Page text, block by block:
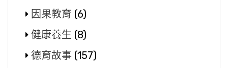
因果教育 (6)
健康養生 (8)
德育故事 (157)